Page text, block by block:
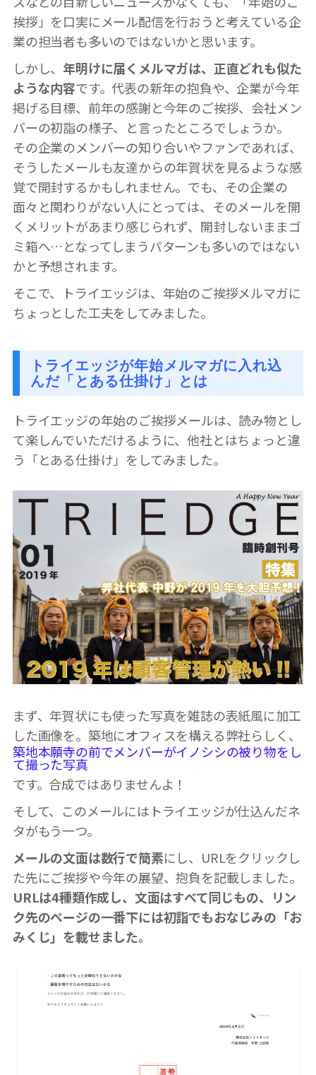
挨拶」を口実にメール配信を行おうと考えている企
業の担当者も多いのではないかと思います。
しかし、 年明けに届くメルマガは、正直どれも似た
ような内容です。代表の新年の抱負や、企業が今年
掲げる目標、前年の感謝と今年のご挨拶、会社メン
バーの初詣の様子、と言ったところでしょうか。
その企業のメンバーの知り合いやファンであれば、
そうしたメールも友達からの年賀状を見るような感
覚で開封するかもしれません。でも、その企業の
面々と関わりがない人にとっては、そのメールを開
くメリットがあまり感じられず、開封しないままゴ
ミ箱へ…となってしまうパターンも多いのではない
かと予想されます。
そこで、トライエッジは、年始のご挨拶メルマガに
ちょっとした工夫をしてみました。
トライエッジが年始メルマガに入れ込
んだ「とある仕掛け」とは
トライエッジの年始のご挨拶メールは、読み物とし
て楽しんでいただけるように、他社とはちょっと違
う「とある仕掛け」をしてみました。
まず、年賀状にも使った写真を雑誌の表紙風に加工
した画像を。築地にオフィスを構える弊社らしく、
築地本願寺の前でメンバーがイノシシの被り物をし
て撮った写真
です。合成ではありませんよ！
そして、このメールにはトライエッジが仕込んだネ
タがもう一つ。
メールの文面は数行で簡素にし、URLをクリックし
た先にご挨拶や今年の展望、抱負を記載しました。
URLは4種類作成し、文面はすべて同じもの、リン
ク先のページの一番下には初詣でもおなじみの「お
みくじ」を載せました。